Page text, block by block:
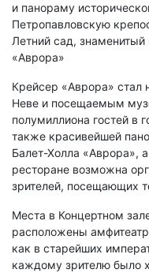
и панораму
Петропавловскую
Летний сад,
«Аврора»
Крейсер «Аврора» стал
Неве и посещаемым
полумиллиона гостей в
также красивейшей
Балет-Холла «Аврора»,
ресторане возможна
зрителей, посещающих
Места в Концертном
расположены
как в старейших
каждому зрителю было